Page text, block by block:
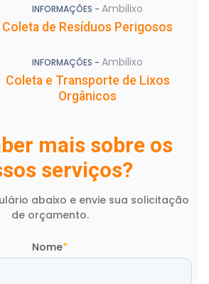
INFORMAÇÕES - Ambilixo
Coleta de Resíduos Perigosos
INFORMAÇÕES - Ambilixo
Coleta e Transporte de Lixos
Orgânicos
mais sobre os
serviços?
abaixo e envie sua solicitação
de orçamento.
Nome*